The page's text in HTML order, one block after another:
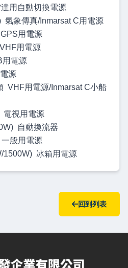
用自動切換電源
象傳真/Inmarsat C用電源
用電源
用電源
電源
源
VHF用電源/Inmarsat C小船
視用電源
自動換流器
般用電源
1500W) 冰箱用電源
回到列表
要、主導覽與聯絡方式